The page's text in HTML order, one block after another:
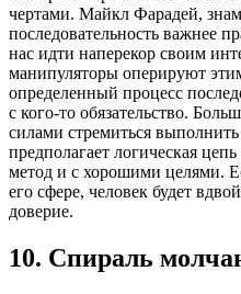
чертами. Майкл Фарадей,
последовательность важнее
нас идти наперекор своим
манипуляторы оперируют
определенный процесс
с кого-то обязательство.
силами стремиться
предполагает логическая
метод и с хорошими целями.
его сфере, человек будет
доверие.
10. Спираль